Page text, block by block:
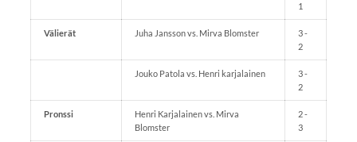
1
Välierät Juha Jansson vs. Mirva Blomster
3 -
2
Jouko Patola vs. Henri karjalainen
3 -
2
Pronssi
Henri Karjalainen vs. Mirva
Blomster
2 -
3